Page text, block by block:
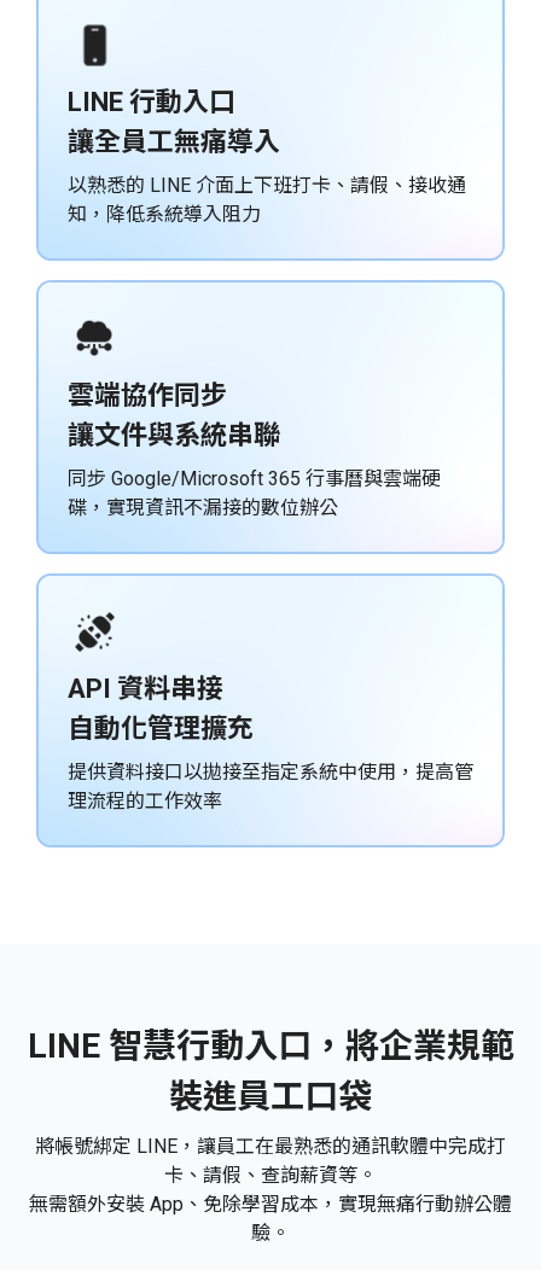
LINE 行動入口
讓全員工無痛導入
以熟悉的 LINE 介面上下班打卡、請假、接收通
知，降低系統導入阻力
雲端協作同步
讓文件與系統串聯
同步 Google/Microsoft 365 行事曆與雲端硬
碟，實現資訊不漏接的數位辦公
API 資料串接
自動化管理擴充
提供資料接口以拋接至指定系統中使用，提高管
理流程的工作效率
LINE 智慧行動入口，將企業規範
裝進員工口袋
將帳號綁定 LINE，讓員工在最熟悉的通訊軟體中完成打
卡、請假、查詢薪資等。
無需額外安裝 App、免除學習成本，實現無痛行動辦公體
驗。